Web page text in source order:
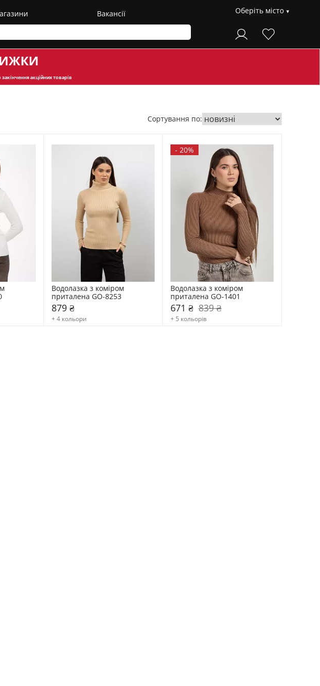
Вакансії Оберіть місто
акційних товарів
Сортування по:
Водолазка з коміром
приталена GO-8253
879 ₴
+ 4 кольори
- 20%
Водолазка з коміром
приталена GO-1401
671 ₴ 839 ₴
+ 5 кольорів